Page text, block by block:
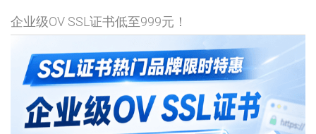
企业级OV SSL证书低至999元！